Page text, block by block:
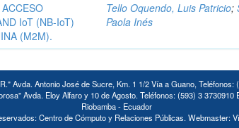
IoT (NB-IoT)
(M2M).
Tello Oquendo, Luis Patricio;
Paola Inés
Avda. Antonio José de Sucre, Km. 1 1/2 Vía a Guano, Teléfonos:
Avda. Eloy Alfaro y 10 de Agosto. Teléfonos: (593) 3 3730910
Riobamba - Ecuador
Centro de Cómputo y Relaciones Públicas. Webmaster: